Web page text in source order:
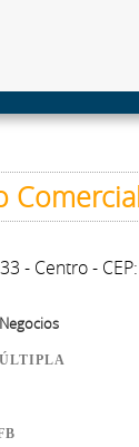
- Centro -